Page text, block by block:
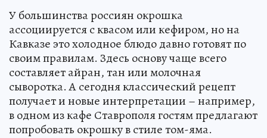
У большинства россиян окрошка
ассоциируется с квасом или кефиром, но на
Кавказе это холодное блюдо давно готовят по
своим правилам. Здесь основу чаще всего
составляет айран, тан или молочная
сыворотка. А сегодня классический рецепт
получает и новые интерпретации – например,
в одном из кафе Ставрополя гостям предлагают
попробовать окрошку в стиле том-яма.